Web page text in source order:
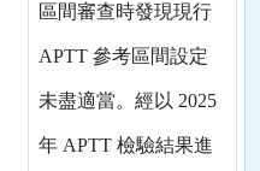
區間審查時發現現行
APTT 參考區間設定
未盡適當。經以 2025
年 APTT 檢驗結果進